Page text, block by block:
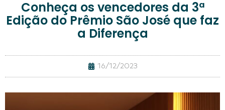
Conheça os vencedores da 3ª
Edição do Prêmio São José que faz
a Diferença
16/12/2023